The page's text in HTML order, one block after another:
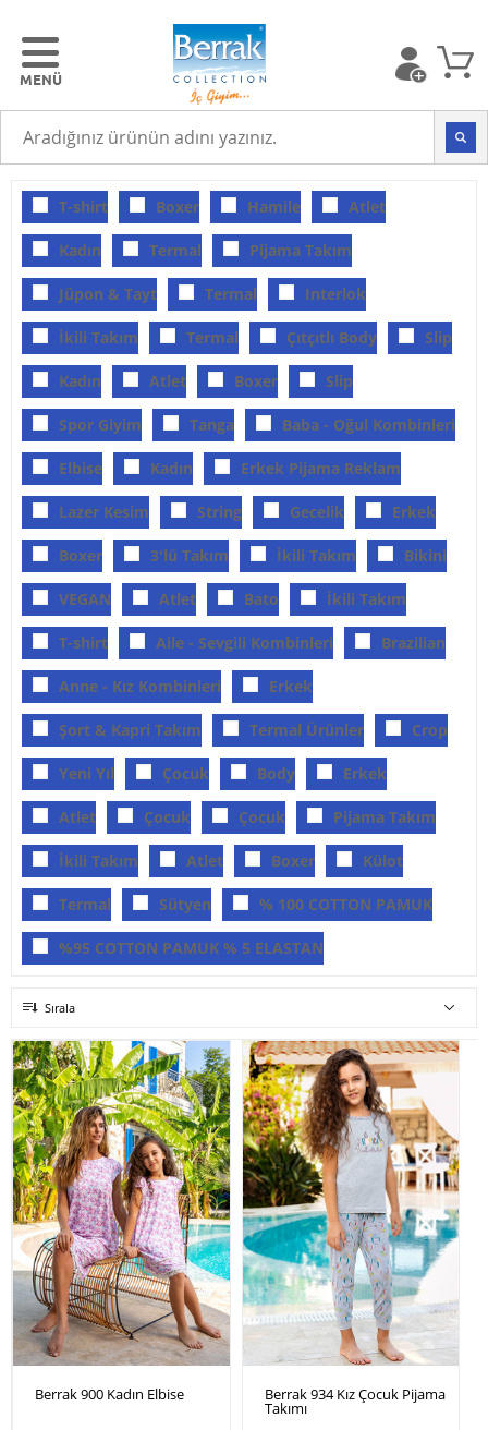
T-shirt Boxer Hamile Atlet
Kadın Termal Pijama Takım
Jüpon & Tayt Termal Interlok
İkili Takım Termal Çıtçıtlı Body Slip
Kadın Atlet Boxer Slip
Spor Giyim Tanga Baba - Oğul Kombinleri
Elbise Kadın Erkek Pijama Reklam
Lazer Kesim String Gecelik Erkek
Boxer 3'lü Takım İkili Takım Bikini
VEGAN Atlet Bato İkili Takım
T-shirt Aile - Sevgili Kombinleri Brazilian
Anne - Kız Kombinleri Erkek
Şort & Kapri Takım Termal Ürünler Crop
Yeni Yıl Çocuk Body Erkek
Atlet Çocuk Çocuk Pijama Takım
İkili Takım Atlet Boxer Külot
Termal Sütyen % 100 COTTON PAMUK
%95 COTTON PAMUK % 5 ELASTAN
Sırala
Berrak 900 Kadın Elbise Berrak 934 Kız Çocuk Pijama
Takımı